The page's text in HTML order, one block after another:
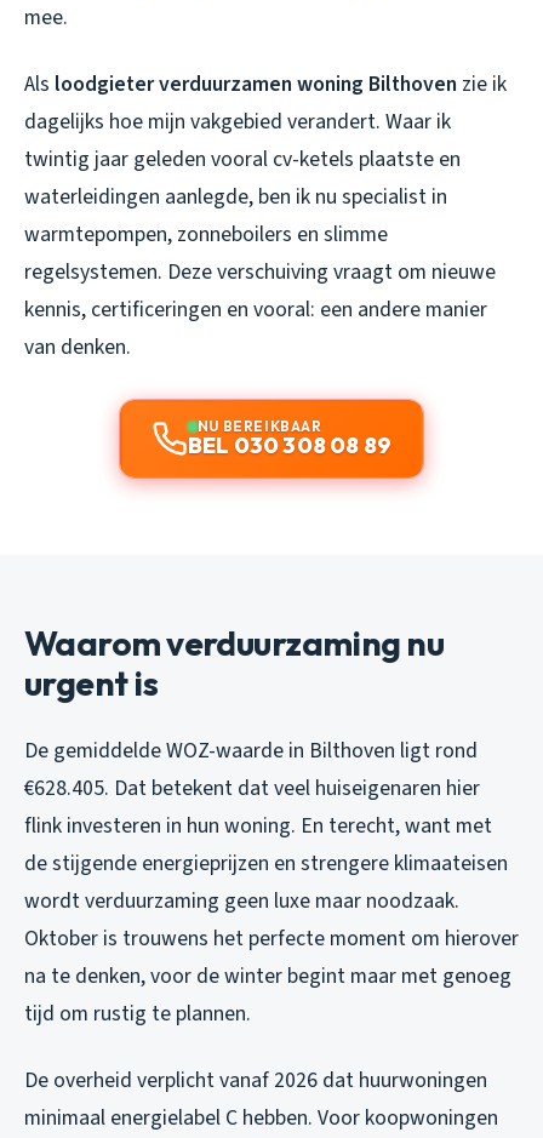
mee.
Als loodgieter verduurzamen woning Bilthoven zie ik
dagelijks hoe mijn vakgebied verandert. Waar ik
twintig jaar geleden vooral cv-ketels plaatste en
waterleidingen aanlegde, ben ik nu specialist in
warmtepompen, zonneboilers en slimme
regelsystemen. Deze verschuiving vraagt om nieuwe
kennis, certificeringen en vooral: een andere manier
van denken.
NU BEREIKBAAR
BEL 030 308 08 89
Waarom verduurzaming nu
urgent is
De gemiddelde WOZ-waarde in Bilthoven ligt rond
€628.405. Dat betekent dat veel huiseigenaren hier
flink investeren in hun woning. En terecht, want met
de stijgende energieprijzen en strengere klimaateisen
wordt verduurzaming geen luxe maar noodzaak.
Oktober is trouwens het perfecte moment om hierover
na te denken, voor de winter begint maar met genoeg
tijd om rustig te plannen.
De overheid verplicht vanaf 2026 dat huurwoningen
minimaal energielabel C hebben. Voor koopwoningen